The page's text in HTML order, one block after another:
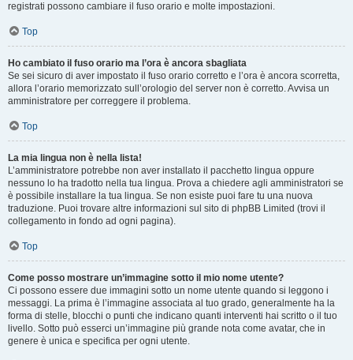
registrati possono cambiare il fuso orario e molte impostazioni.
Top
Ho cambiato il fuso orario ma l’ora è ancora sbagliata
Se sei sicuro di aver impostato il fuso orario corretto e l’ora è ancora scorretta,
allora l’orario memorizzato sull’orologio del server non è corretto. Avvisa un
amministratore per correggere il problema.
Top
La mia lingua non è nella lista!
L’amministratore potrebbe non aver installato il pacchetto lingua oppure
nessuno lo ha tradotto nella tua lingua. Prova a chiedere agli amministratori se
è possibile installare la tua lingua. Se non esiste puoi fare tu una nuova
traduzione. Puoi trovare altre informazioni sul sito di phpBB Limited (trovi il
collegamento in fondo ad ogni pagina).
Top
Come posso mostrare un’immagine sotto il mio nome utente?
Ci possono essere due immagini sotto un nome utente quando si leggono i
messaggi. La prima è l’immagine associata al tuo grado, generalmente ha la
forma di stelle, blocchi o punti che indicano quanti interventi hai scritto o il tuo
livello. Sotto può esserci un’immagine più grande nota come avatar, che in
genere è unica e specifica per ogni utente.